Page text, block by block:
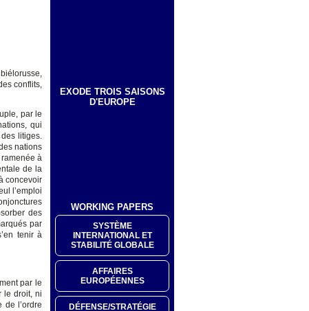
conflits,
par le
qui
litiges.
nations
à
de la
concevoir
l’emploi
des
par
tenir à
par le
le droit, ni
l’ordre
EXODE TROIS SAISONS
D'EUROPE
WORKING PAPERS
SYSTÈME
INTERNATIONAL ET
STABILITÉ GLOBALE
AFFAIRES
EUROPÉENNES
DÉFENSE/STRATÉGIE